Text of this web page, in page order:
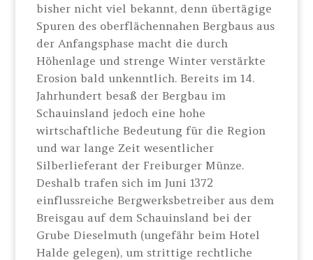
bisher nicht viel bekannt, denn übertägige
Spuren des oberflächennahen Bergbaus aus
der Anfangsphase macht die durch
Höhenlage und strenge Winter verstärkte
Erosion bald unkenntlich. Bereits im 14.
Jahrhundert besaß der Bergbau im
Schauinsland jedoch eine hohe
wirtschaftliche Bedeutung für die Region
und war lange Zeit wesentlicher
Silberlieferant der Freiburger Münze.
Deshalb trafen sich im Juni 1372
einflussreiche Bergwerksbetreiber aus dem
Breisgau auf dem Schauinsland bei der
Grube Dieselmuth (ungefähr beim Hotel
Halde gelegen), um strittige rechtliche